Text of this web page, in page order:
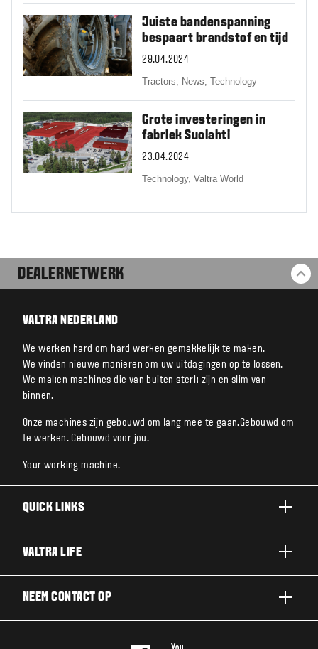
Juiste bandenspanning
bespaart brandstof en tijd
29.04.2024
Tractors, News,Technology
Grote investeringen in
fabriek Suolahti
23.04.2024
Technology,Valtra World
DEALERNETWERK
VALTRA NEDERLAND
We werken hard om hard werken gemakkelijk te maken.
We vinden nieuwe manieren om uw uitdagingen op te lossen.
We maken machines die van buiten sterk zijn en slim van
binnen.
Onze machines zijn gebouwd om lang mee te gaan.Gebouwd om
te werken. Gebouwd voor jou.
Your working machine.
QUICK LINKS
N SERIE
VALTRA LIFE
NEEM CONTACT OP